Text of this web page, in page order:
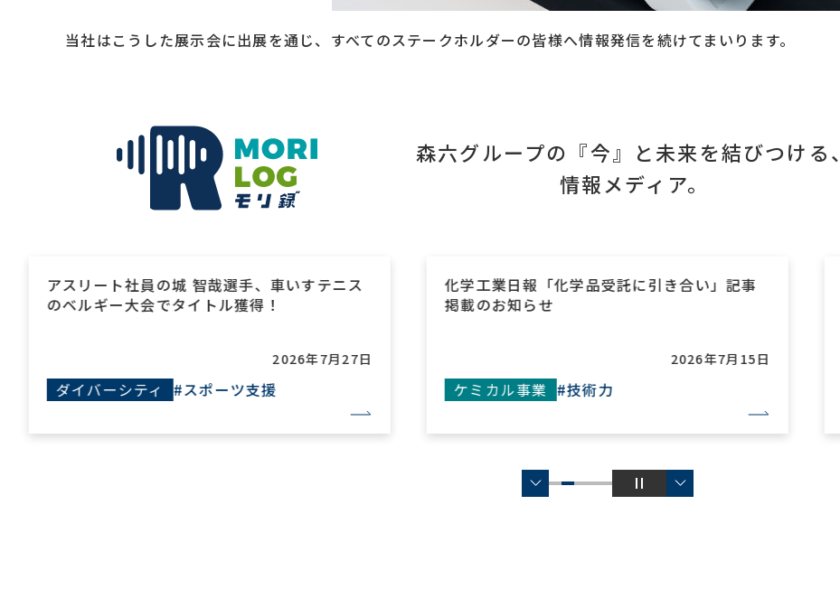
当社はこうした展示会に出展を通じ、すべてのステークホルダーの皆様へ情報発信を続けてまいります。
森六グループの『今』と未来を結びつける、
情報メディア。
アスリート社員の城 智哉選手、車いすテニス
のベルギー大会でタイトル獲得！
2026年7月27日
ダイバーシティ #スポーツ支援
化学工業日報「化学品受託に引き合い」記事
掲載のお知らせ
2026年7月15日
ケミカル事業 #技術力